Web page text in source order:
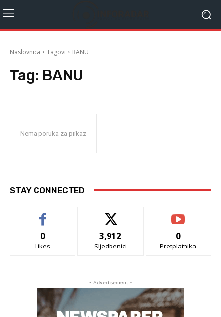
Naslovnica Tagovi BANU
Tag: BANU
Nema poruka za prikaz
STAY CONNECTED
0
Likes
3,912
Sljedbenici
0
Pretplatnika
- Advertisement -